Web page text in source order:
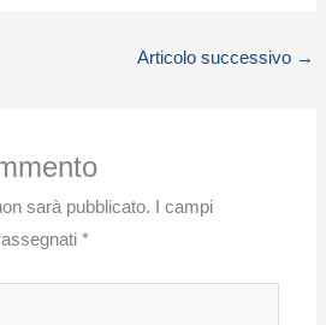
Articolo successivo →
sarà pubblicato.
I campi
*